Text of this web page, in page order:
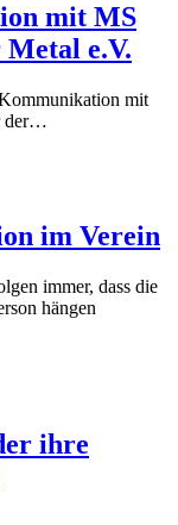
mit MS
e.V.
mit
der…
im Verein
immer, dass die
hängen
ihre